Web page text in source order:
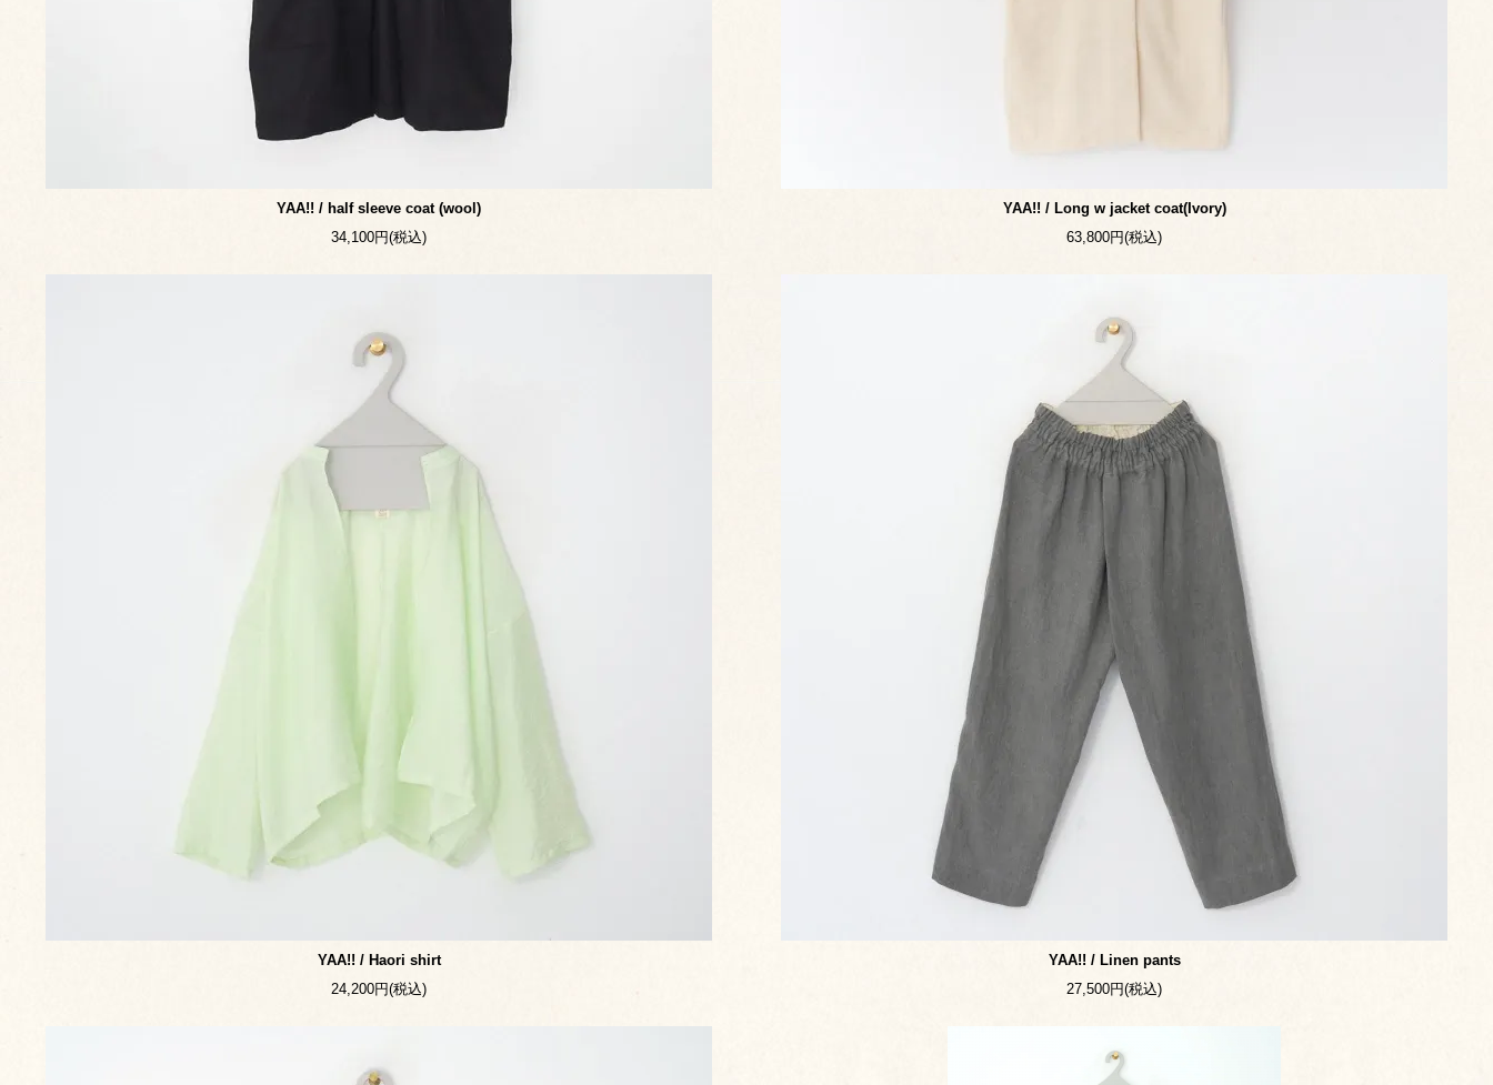
YAA!! / half sleeve coat (wool)
34,100円(税込)
YAA!! / Long w jacket coat(Ivory)
63,800円(税込)
YAA!! / Haori shirt
24,200円(税込)
YAA!! / Linen pants
27,500円(税込)